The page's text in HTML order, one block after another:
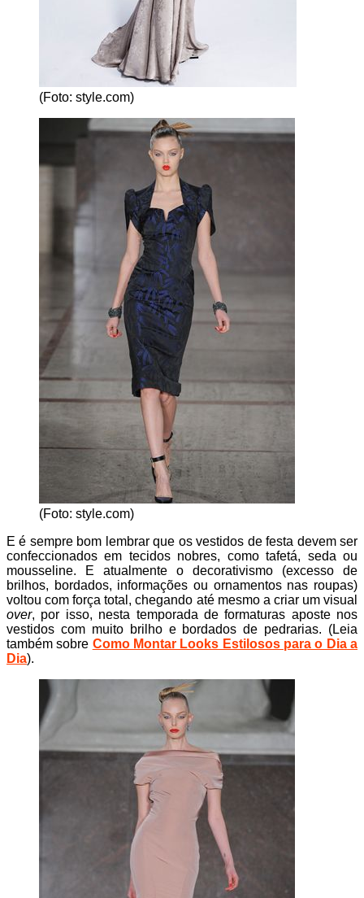
(Foto: style.com)
(Foto: style.com)
E é sempre bom lembrar que os vestidos de festa devem ser
confeccionados em tecidos nobres, como tafetá, seda ou
mousseline. E atualmente o decorativismo (excesso de
brilhos, bordados, informações ou ornamentos nas roupas)
voltou com força total, chegando até mesmo a criar um visual
over, por isso, nesta temporada de formaturas aposte nos
vestidos com muito brilho e bordados de pedrarias. (Leia
também sobre Como Montar Looks Estilosos para o Dia a
Dia).